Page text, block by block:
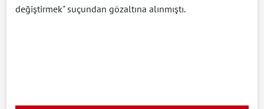
değiştirmek" suçundan gözaltına alınmıştı.